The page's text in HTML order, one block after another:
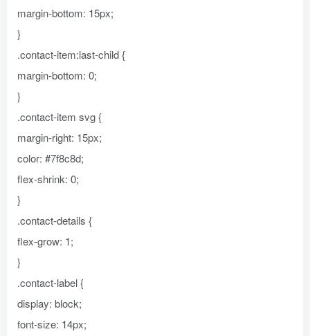
margin-bottom: 15px;
}
.contact-item:last-child {
margin-bottom: 0;
}
.contact-item svg {
margin-right: 15px;
color: #7f8c8d;
flex-shrink: 0;
}
.contact-details {
flex-grow: 1;
}
.contact-label {
display: block;
font-size: 14px;